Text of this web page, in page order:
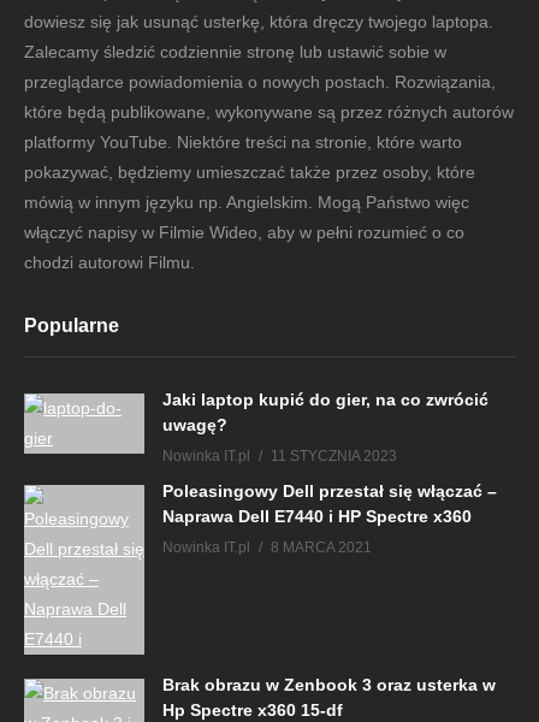
dowiesz się jak usunąć usterkę, która dręczy twojego laptopa.
Zalecamy śledzić codziennie stronę lub ustawić sobie w
przeglądarce powiadomienia o nowych postach. Rozwiązania,
które będą publikowane, wykonywane są przez różnych autorów
platformy YouTube. Niektóre treści na stronie, które warto
pokazywać, będziemy umieszczać także przez osoby, które
mówią w innym języku np. Angielskim. Mogą Państwo więc
włączyć napisy w Filmie Wideo, aby w pełni rozumieć o co
chodzi autorowi Filmu.
Popularne
Jaki laptop kupić do gier, na co zwrócić
uwagę?
Nowinka IT.pl 11 STYCZNIA 2023
Poleasingowy Dell przestał się włączać –
Naprawa Dell E7440 i HP Spectre x360
Nowinka IT.pl 8 MARCA 2021
Brak obrazu w Zenbook 3 oraz usterka w
Hp Spectre x360 15-df